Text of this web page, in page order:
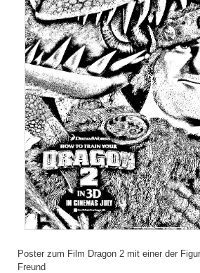
Poster zum Film Dragon 2 mit einer der
Freund